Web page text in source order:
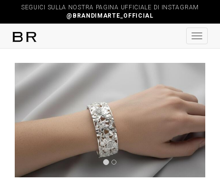
SEGUICI SULLA NOSTRA PAGINA UFFICIALE DI INSTAGRAM
@BRANDIMARTE_OFFICIAL